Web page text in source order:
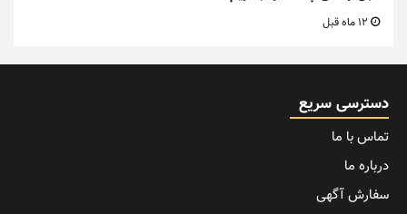
دسترسی سریع
تماس با ما
درباره ما
سفارش آگهی